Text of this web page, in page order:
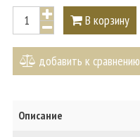
В корзину
добавить к сравнению
Описание